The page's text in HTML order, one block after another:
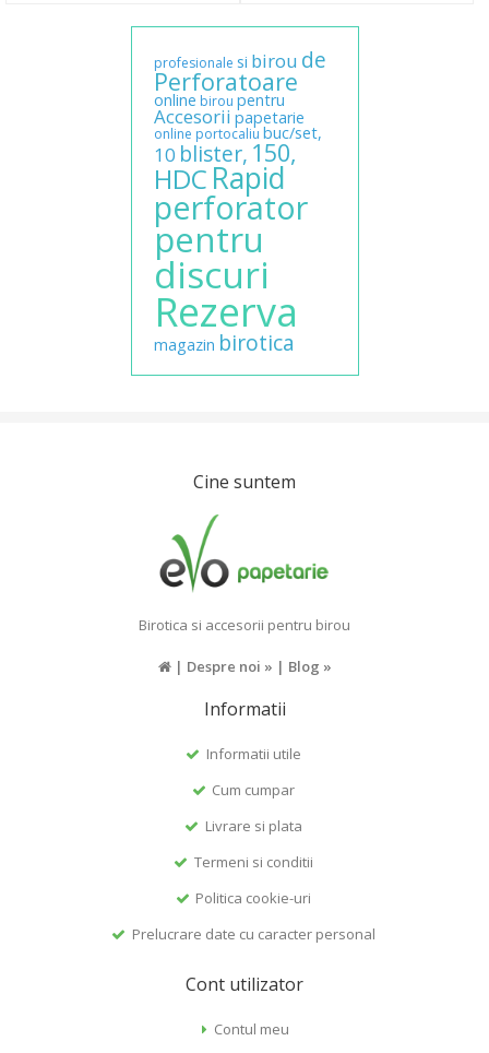
profesionale si birou de
Perforatoare
online birou pentru
Accesorii papetarie
online portocaliu buc/set,
10 blister, 150,
HDC Rapid
perforator
pentru
discuri
Rezerva
magazin birotica
Cine suntem
Birotica si accesorii pentru birou
| Despre noi » | Blog »
Informatii
Informatii utile
Cum cumpar
Livrare si plata
Termeni si conditii
Politica cookie-uri
Prelucrare date cu caracter personal
Cont utilizator
Contul meu